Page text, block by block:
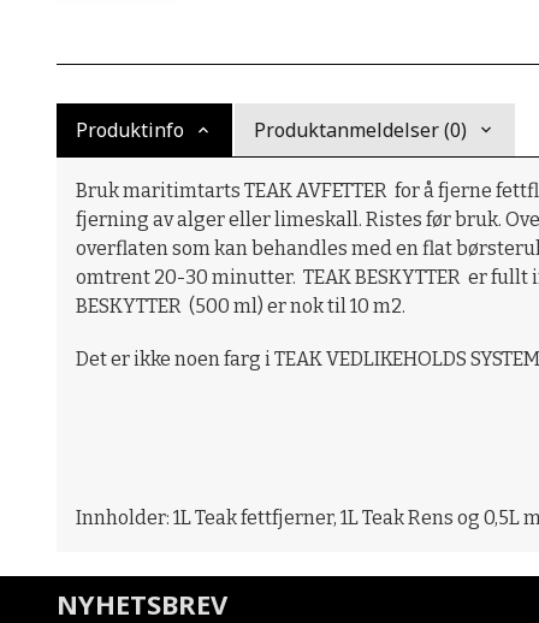
Produktinfo Produktanmeldelser (0)
Bruk maritimtarts TEAK AVFETTER for å fjerne
fjerning av alger eller limeskall. Ristes før bruk.
overflaten som kan behandles med en flat
omtrent 20-30 minutter. TEAK BESKYTTER er
BESKYTTER (500 ml) er nok til 10 m2.
Det er ikke noen farg i TEAK VEDLIKEHOLDS
Innholder: 1L Teak fettfjerner, 1L Teak Rens og 0,5L
NYHETSBREV